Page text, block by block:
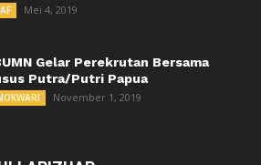
Mei 4, 2019
Gelar Perekrutan Bersama
Putra/Putri Papua
November 1, 2019